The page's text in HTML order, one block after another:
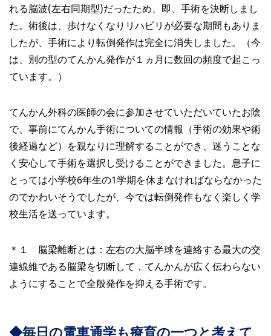
れる脳波(左右同期型)だったため、即、手術を決断しまし
た。術後は、歩けなくなりリハビリが必要な期間もありま
したが、手術により転倒発作は完全に消失しました。（今
は、別の型のてんかん発作が１ヵ月に数回の頻度で起こっ
ています。）
てんかん外科の医師の会に参加させていただいていたお陰
で、事前にてんかん手術についての情報（手術の効果や術
後経過など）を親なりに理解することができ、迷うことな
く安心して手術を選択し受けることができました。息子に
とっては小学校6年生の1学期を休まなければならなかった
のでかわいそうでしたが、今では転倒発作もなく楽しく学
校生活を送っています。
＊１ 脳梁離断とは：左右の大脳半球を連絡する最大の交
連線維である脳梁を切断して，てんかんが広く伝わらない
ようにすることで全般発作を抑える手術です。
◆毎日の電車通学も療育の一つと考えて